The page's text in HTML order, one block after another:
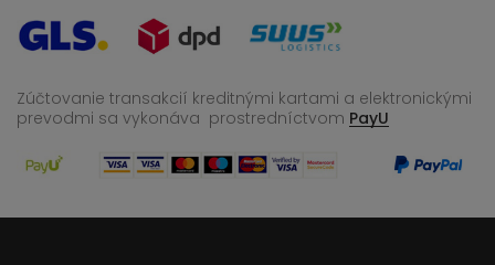
Zúčtovanie transakcií kreditnými kartami a elektronickými
prevodmi sa vykonáva prostredníctvom PayU